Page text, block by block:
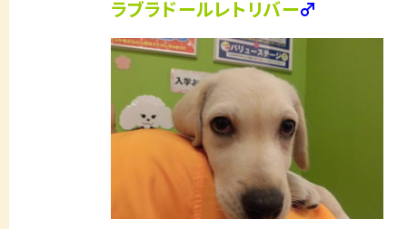
ラブラドールレトリバー♂